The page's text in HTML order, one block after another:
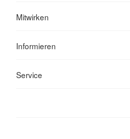
Mitwirken
Informieren
Service